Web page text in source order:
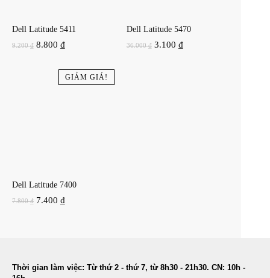
Dell Latitude 5411
9.200₫ Giá
8.800 ₫Giá
tại
Dell Latitude 5470
36.000₫ Giá
3.100 ₫Giá
GIẢM GIÁ!
Dell Latitude 7400
7.800₫ Giá
7.400 ₫Giá
Thời gian làm việc: Từ thứ 2 - thứ 7, từ 8h30 - 21h30. CN: 10h -